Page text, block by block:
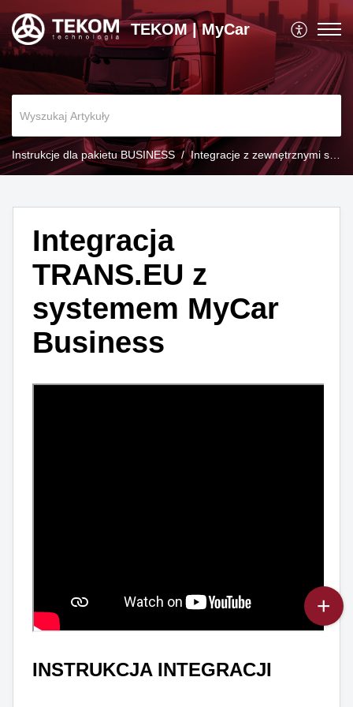
TEKOM | MyCar
Instrukcje dla pakietu BUSINESS Integracje z zewnętrznymi systemami
Integracja
TRANS.EU z
systemem MyCar
Business
INSTRUKCJA INTEGRACJI